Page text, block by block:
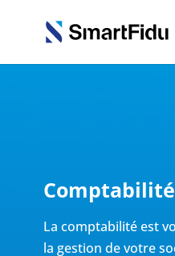
Comptabilité
La comptabilité est
la gestion de votre